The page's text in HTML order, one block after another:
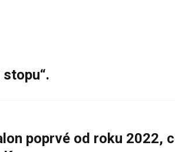
poprvé od roku 2022,